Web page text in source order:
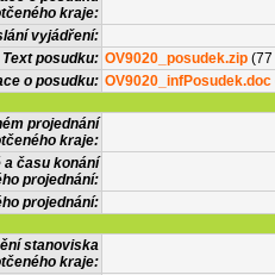
kraje:
vyjádření:
Text posudku: OV9020_posudek.zip (77
o posudku: OV9020_infPosudek.doc
projednání
kraje:
času konání
projednání:
projednání:
stanoviska
kraje: